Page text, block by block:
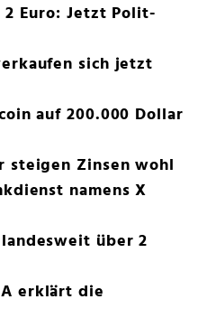
Euro: Jetzt Polit-
sich jetzt
auf 200.000 Dollar
steigen Zinsen wohl
namens X
über 2
erklärt die